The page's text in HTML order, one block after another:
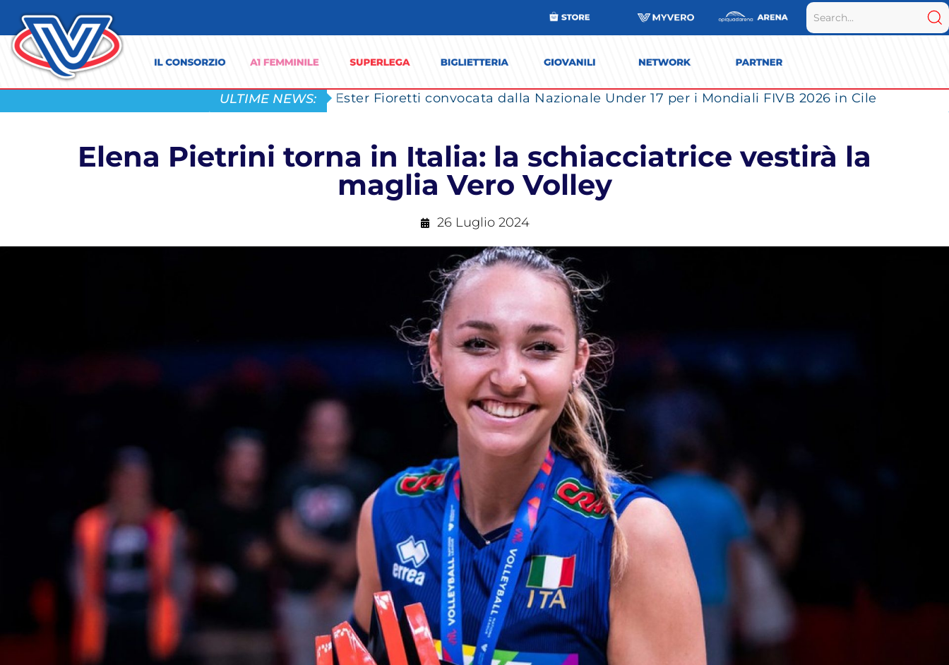
ULTIME NEWS: Ester Fioretti convocata dalla Nazionale Under 17 per i Mondiali FIVB 2026 in Cile
Elena Pietrini torna in Italia: la schiacciatrice vestirà la
maglia Vero Volley
26 Luglio 2024